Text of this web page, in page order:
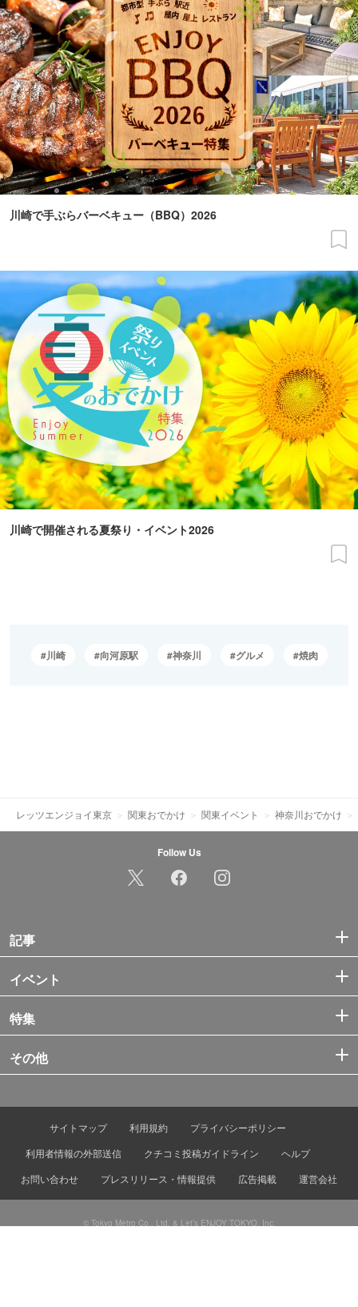
川崎で手ぶらバーベキュー（BBQ）2026
川崎で開催される夏祭り・イベント2026
川崎 向河原駅 神奈川 グルメ 焼肉
レッツエンジョイ東京 関東おでかけ 関東イベント 神奈川おでかけ
Follow Us
記事
イベント
特集
その他
サイトマップ 利用規約
プライバシーポリシー
利用者情報の外部送信
クチコミ投稿ガイドライン
ヘルプ
お問い合わせ
プレスリリース・情報提供 広告掲載 運営会社
© Tokyo Metro Co., Ltd. & Let’s ENJOY TOKYO, Inc.